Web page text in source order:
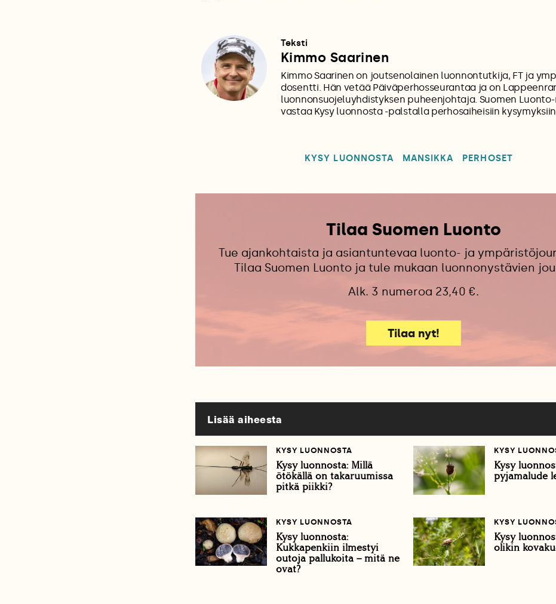
Teksti
Kimmo Saarinen
Kimmo Saarinen on joutsenolainen luonnontutkija, FT ja
dosentti. Hän vetää Päiväperhosseurantaa ja on
luonnonsuojeluyhdistyksen puheenjohtaja. Suomen
vastaa Kysy luonnosta -palstalla perhosaiheisiin
KYSY LUONNOSTA MANSIKKA PERHOSET
Tilaa Suomen Luonto
Tue ajankohtaista ja asiantuntevaa luonto- ja
Tilaa Suomen Luonto ja tule mukaan luonnonystävien
Alk. 3 numeroa 23,40 €.
Tilaa nyt!
Lisää aiheesta
KYSY LUONNOSTA
Kysy luonnosta: Millä
ötökällä on takaruumissa
pitkä piikki?
KYSY
Kysy
pyjamalude
KYSY LUONNOSTA
Kysy luonnosta:
Kukkapenkiin ilmestyi
outoja pallukoita – mitä ne
ovat?
KYSY
Kysy
olikin